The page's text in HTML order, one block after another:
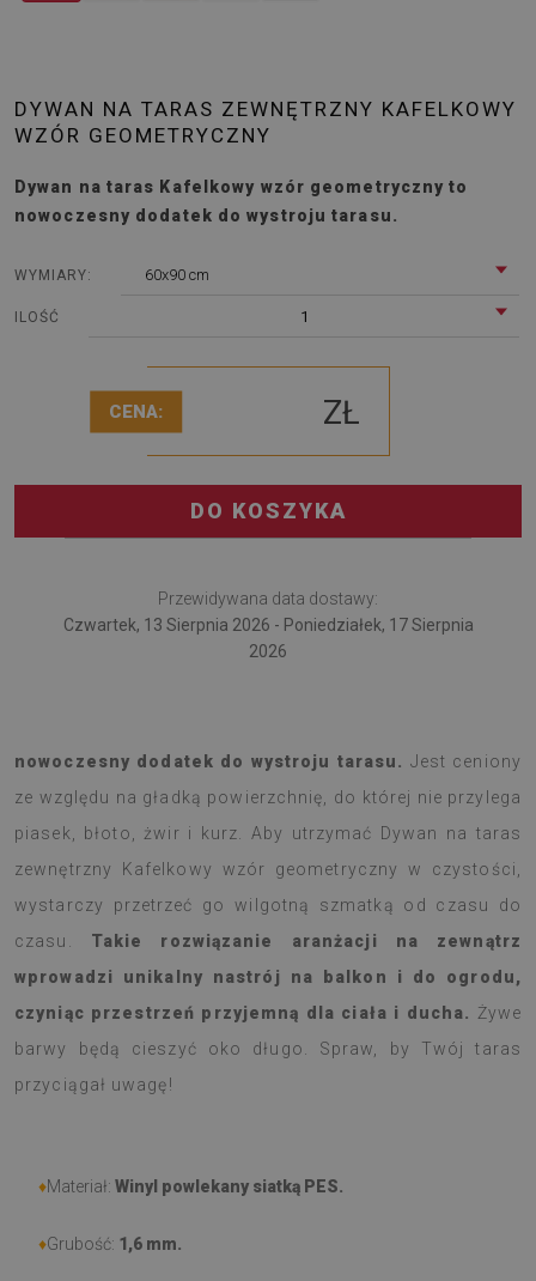
DYWAN NA TARAS ZEWNĘTRZNY KAFELKOWY
WZÓR GEOMETRYCZNY
Dywan na taras Kafelkowy wzór geometryczny to
nowoczesny dodatek do wystroju tarasu.
WYMIARY: 60x90 cm
ILOŚĆ 1
CENA: ZŁ
DO KOSZYKA
Przewidywana data dostawy:
Czwartek, 13 Sierpnia 2026 - Poniedziałek, 17 Sierpnia
2026
nowoczesny dodatek do wystroju tarasu. Jest ceniony
ze względu na gładką powierzchnię, do której nie przylega
piasek, błoto, żwir i kurz. Aby utrzymać Dywan na taras
zewnętrzny Kafelkowy wzór geometryczny w czystości,
wystarczy przetrzeć go wilgotną szmatką od czasu do
czasu. Takie rozwiązanie aranżacji na zewnątrz
wprowadzi unikalny nastrój na balkon i do ogrodu,
czyniąc przestrzeń przyjemną dla ciała i ducha. Żywe
barwy będą cieszyć oko długo. Spraw, by Twój taras
przyciągał uwagę!
♦Materiał: Winyl powlekany siatką PES.
♦Grubość: 1,6 mm.